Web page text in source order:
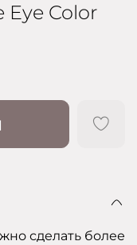
Eye Color
сделать более